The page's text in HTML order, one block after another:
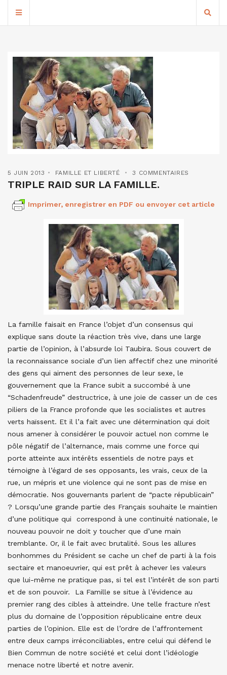
5 JUIN 2013 FAMILLE ET LIBERTÉ 3 COMMENTAIRES
TRIPLE RAID SUR LA FAMILLE.
Imprimer, enregistrer en PDF ou envoyer cet article
La famille faisait en France l’objet d’un consensus qui
explique sans doute la réaction très vive, dans une large
partie de l’opinion, à l’absurde loi Taubira. Sous couvert de
la reconnaissance sociale d’un lien affectif chez une minorité
des gens qui aiment des personnes de leur sexe, le
gouvernement que la France subit a succombé à une
“Schadenfreude” destructrice, à une joie de casser un de ces
piliers de la France profonde que les socialistes et autres
verts haïssent. Et il l’a fait avec une détermination qui doit
nous amener à considérer le pouvoir actuel non comme le
pôle négatif de l’alternance, mais comme une force qui
porte atteinte aux intérêts essentiels de notre pays et
témoigne à l’égard de ses opposants, les vrais, ceux de la
rue, un mépris et une violence qui ne sont pas de mise en
démocratie. Nos gouvernants parlent de “pacte républicain”
? Lorsqu’une grande partie des Français souhaite le maintien
d’une politique qui correspond à une continuité nationale, le
nouveau pouvoir ne doit y toucher que d’une main
tremblante. Or, il le fait avec brutalité. Sous les allures
bonhommes du Président se cache un chef de parti à la fois
sectaire et manoeuvrier, qui est prêt à achever les valeurs
que lui-même ne pratique pas, si tel est l’intérêt de son parti
et de son pouvoir. La Famille se situe à l’évidence au
premier rang des cibles à atteindre. Une telle fracture n’est
plus du domaine de l’opposition républicaine entre deux
parties de l’opinion. Elle est de l’ordre de l’affrontement
entre deux camps irréconciliables, entre celui qui défend le
Bien Commun de notre société et celui dont l’idéologie
menace notre liberté et notre avenir.